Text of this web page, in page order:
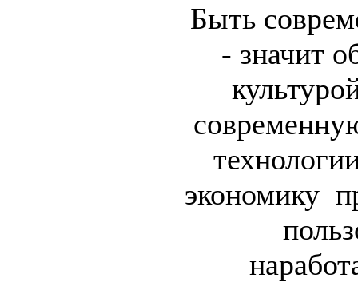
Быть
- значит
экономику